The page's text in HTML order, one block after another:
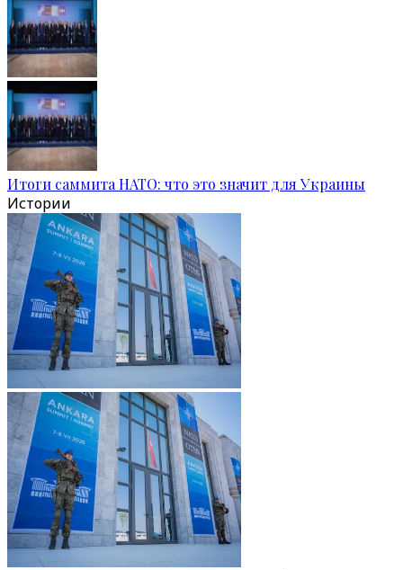
Итоги саммита НАТО: что это значит для Украины
Истории